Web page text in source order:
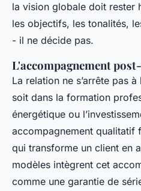
la vision globale doit rester
les objectifs, les tonalités,
- il ne décide pas.
L'accompagnement
La relation ne s’arrête pas
soit dans la formation
énergétique ou
accompagnement qualitatif
qui transforme un client en
modèles intègrent cet
comme une garantie de